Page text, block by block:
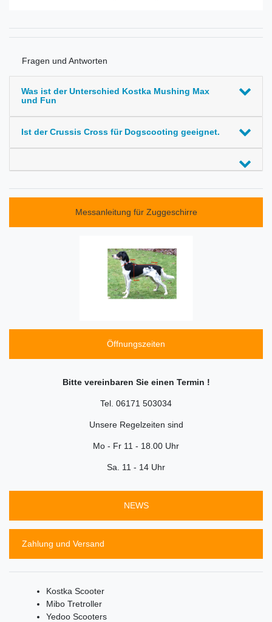
Fragen und Antworten
Was ist der Unterschied Kostka Mushing Max
und Fun
Ist der Crussis Cross für Dogscooting geeignet.
Messanleitung für Zuggeschirre
Öffnungszeiten
Bitte vereinbaren Sie einen Termin !
Tel. 06171 503034
Unsere Regelzeiten sind
Mo - Fr 11 - 18.00 Uhr
Sa. 11 - 14 Uhr
NEWS
Zahlung und Versand
Kostka Scooter
Mibo Tretroller
Yedoo Scooters